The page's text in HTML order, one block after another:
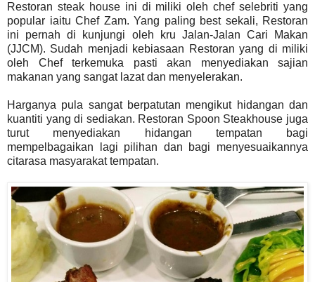
Restoran steak house ini di miliki oleh chef selebriti yang
popular iaitu Chef Zam. Yang paling best sekali, Restoran
ini pernah di kunjungi oleh kru Jalan-Jalan Cari Makan
(JJCM). Sudah menjadi kebiasaan Restoran yang di miliki
oleh Chef terkemuka pasti akan menyediakan sajian
makanan yang sangat lazat dan menyelerakan.
Harganya pula sangat berpatutan mengikut hidangan dan
kuantiti yang di sediakan. Restoran Spoon Steakhouse juga
turut menyediakan hidangan tempatan bagi
mempelbagaikan lagi pilihan dan bagi menyesuaikannya
citarasa masyarakat tempatan.